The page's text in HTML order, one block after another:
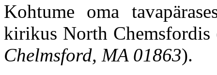
Kohtume oma
kirikus North Chemsfordis
Chelmsford, MA 01863).